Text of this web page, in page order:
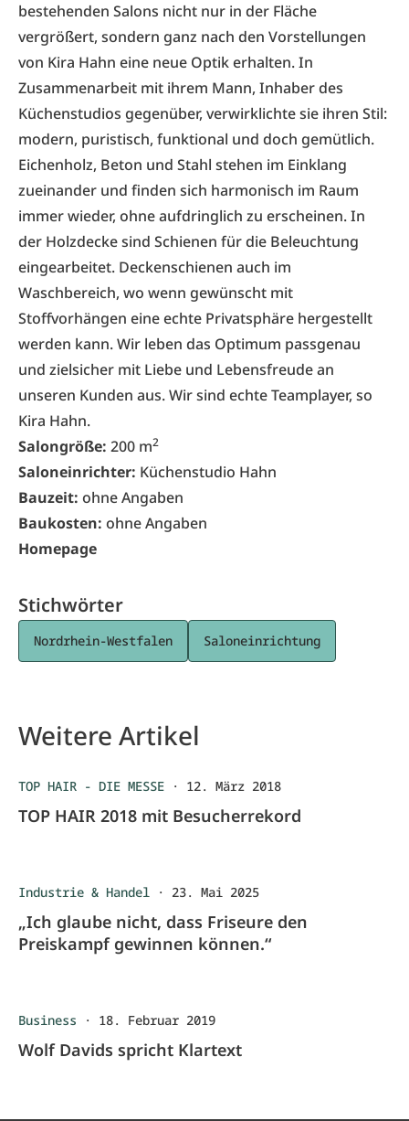
bestehenden Salons nicht nur in der Fläche
vergrößert, sondern ganz nach den Vorstellungen
von Kira Hahn eine neue Optik erhalten. In
Zusammenarbeit mit ihrem Mann, Inhaber des
Küchenstudios gegenüber, verwirklichte sie ihren Stil:
modern, puristisch, funktional und doch gemütlich.
Eichenholz, Beton und Stahl stehen im Einklang
zueinander und finden sich harmonisch im Raum
immer wieder, ohne aufdringlich zu erscheinen. In
der Holzdecke sind Schienen für die Beleuchtung
eingearbeitet. Deckenschienen auch im
Waschbereich, wo wenn gewünscht mit
Stoffvorhängen eine echte Privatsphäre hergestellt
werden kann. Wir leben das Optimum passgenau
und zielsicher mit Liebe und Lebensfreude an
unseren Kunden aus. Wir sind echte Teamplayer, so
Kira Hahn.
Salongröße: 200 m2
Saloneinrichter: Küchenstudio Hahn
Bauzeit: ohne Angaben
Baukosten: ohne Angaben
Homepage
Stichwörter
Nordrhein-Westfalen Saloneinrichtung
Weitere Artikel
TOP HAIR - DIE MESSE · 12. März 2018
TOP HAIR 2018 mit Besucherrekord
Industrie & Handel · 23. Mai 2025
„Ich glaube nicht, dass Friseure den
Preiskampf gewinnen können.“
Business · 18. Februar 2019
Wolf Davids spricht Klartext